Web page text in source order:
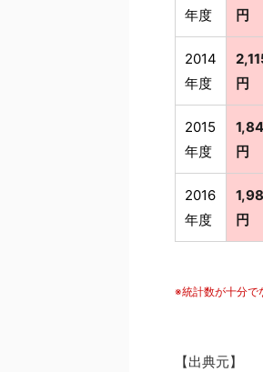
年度
円
2014
年度
円
2015
年度
円
2016
年度
円
※統計数が十分で
【出典元】